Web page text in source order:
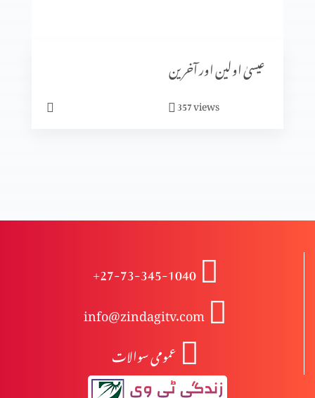
ابدی سلامتی
کیا آپ پریشان ہیں؟
مجھ گنہگار پر رحم فرما
آزادی اور غلامی
عیسیٰ اولین اور آخرین
357views
+27-73-345-1040
info@zindagitv.com
عمومی سوالات